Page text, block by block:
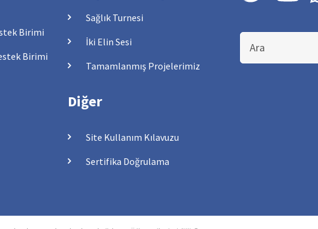
Birimi
Birimi
Sağlık Turnesi
İki Elin Sesi
Tamamlanmış Projelerimiz
Diğer
Site Kullanım Kılavuzu
Sertifika Doğrulama
Bu
sitede
ara